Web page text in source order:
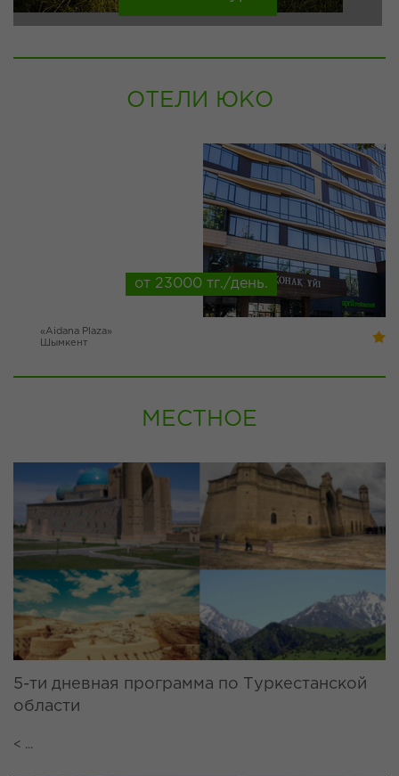
ОТЕЛИ ЮКО
от 23000 тг./день.
«Aidana Plaza»
Шымкент
МЕСТНОЕ
5-ти дневная программа по Туркестанской
области
< ...